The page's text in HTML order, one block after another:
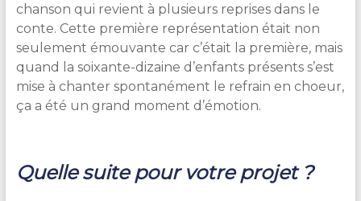
chanson qui revient à plusieurs reprises dans le
conte. Cette première représentation était non
seulement émouvante car c’était la première, mais
quand la soixante-dizaine d’enfants présents s’est
mise à chanter spontanément le refrain en choeur,
ça a été un grand moment d’émotion.
Quelle suite pour votre projet ?